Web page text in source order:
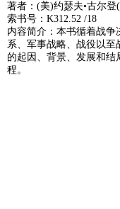
著者：(美)约瑟夫•古尔登
索书号：K312.52 /18
内容简介：本书循着战
系、军事战略、战役以
的起因、背景、发展和
程。